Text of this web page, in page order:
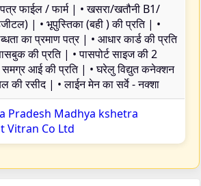
फाईल / फार्म | • खसरा/खतौनी B1/
| • भूपुस्तिका (बही ) की प्रति | •
का प्रमाण पत्र | • आधार कार्ड की प्रति
की प्रति | • पासपोर्ट साइज की 2
आई की प्रति | • घरेलु विद्युत कनेक्शन
की रसीद | • लाईन मेन का सर्वे - नक्शा
Pradesh Madhya kshetra
Vitran Co Ltd